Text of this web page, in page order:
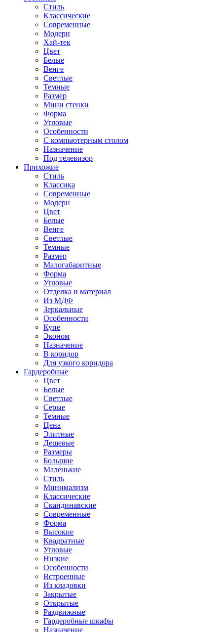
Стиль
Классические
Современные
Модерн
Хай-тек
Цвет
Белые
Венге
Светлые
Темные
Размер
Мини стенки
Форма
Угловые
Особенности
С компьютерным столом
Назначение
Под телевизор
Прихожие
Стиль
Классика
Современные
Модерн
Цвет
Белые
Венге
Светлые
Темные
Размер
Малогабаритные
Форма
Угловые
Отделка и материал
Из МДФ
Зеркальные
Особенности
Купе
Эконом
Назначение
В коридор
Для узкого коридора
Гардеробные
Цвет
Белые
Светлые
Серые
Темные
Цена
Элитные
Дешевые
Размеры
Большие
Маленькие
Стиль
Минимализм
Классические
Скандинавские
Современные
Форма
Высокие
Квадратные
Угловые
Низкие
Особенности
Встроенные
Из кладовки
Закрытые
Открытые
Раздвижные
Гардеробные шкафы
Назначение